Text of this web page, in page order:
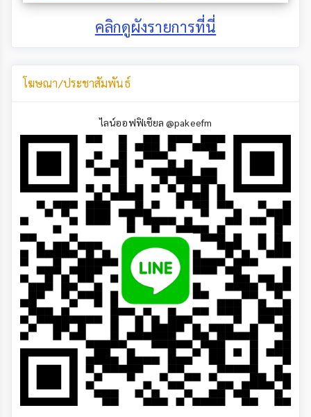
คลิกดูผังรายการที่นี่
โฆษณา/ประชาสัมพันธ์
ไลน์ออฟฟิเชียล @pakeefm